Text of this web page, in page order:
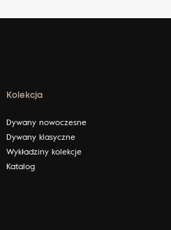
Kolekcja
Dywany nowoczesne
Dywany klasyczne
Wykładziny kolekcje
Katalog